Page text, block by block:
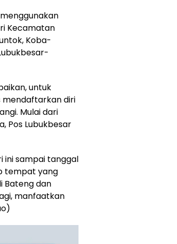
Kecamatan
Koba-
untuk
diri
Mulai dari
Pos Lubukbesar
ini sampai tanggal
tempat yang
Bateng dan
manfaatkan